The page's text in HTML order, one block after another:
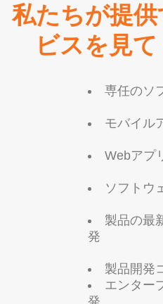
私たちが提
ビスを見て
専任のソ
モバイル
Webアプ
ソフトウ
製品の最
発
製品開発
エンター
発